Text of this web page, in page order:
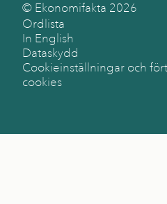
© Ekonomifakta 2026
Ordlista
In English
Dataskydd
Cookieinställningar och
cookies